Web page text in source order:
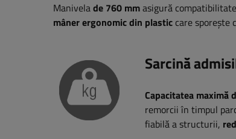
Manivelade 760 mmasigură
mâner ergonomic din plastic care sporește
Sarcină
Capacitatea maximă
remorcii în timpul
fiabilă a structurii,